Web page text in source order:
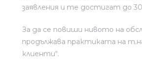
заявления и те достигат до
За да се повиши нивото на
продължава практиката на
клиенти“.